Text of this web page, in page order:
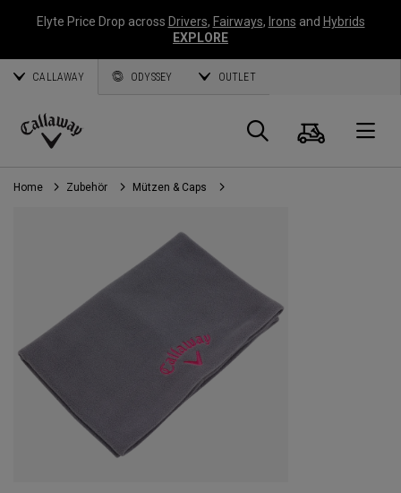
Elyte Price Drop across Drivers, Fairways, Irons and Hybrids
EXPLORE
CALLAWAY ODYSSEY OUTLET
Callaway
Golf
Suche
Home Zubehör Mützen & Caps